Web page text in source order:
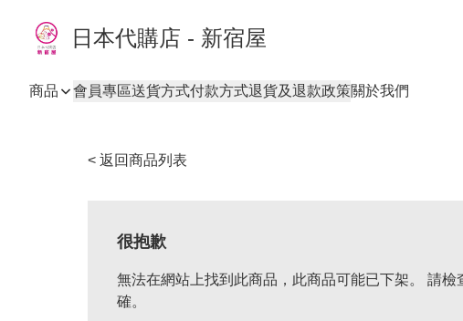
日本代購店 - 新宿屋
商品 會員專區送貨方式付款方式退貨及退款政策關於我們
< 返回商品列表
很抱歉
無法在網站上找到此商品，此商品可能已下架。 請檢
確。